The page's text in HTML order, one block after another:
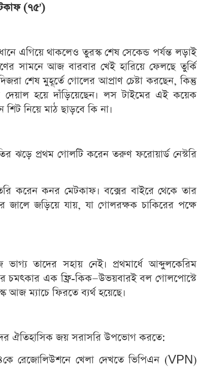
(৭৫')
এগিয়ে থাকলেও তুরস্ক শেষ সেকেন্ড পর্যন্ত লড়াই
সামনে আজ বারবার খেই হারিয়ে ফেলছে তুর্কি
শেষ মুহূর্তে গোলের আপ্রাণ চেষ্টা করছেন, কিন্তু
দেয়াল হয়ে দাঁড়িয়েছেন। লস টাইমের এই কয়েক
শিট নিয়ে মাঠ ছাড়বে কি না।
ঝড়ে প্রথম গোলটি করেন তরুণ ফরোয়ার্ড নেস্টরি
করেন কনর মেটকাফ। বক্সের বাইরে থেকে তার
জালে জড়িয়ে যায়, যা গোলরক্ষক চাকিরের পক্ষে
তাদের সহায় নেই। প্রথমার্ধে আব্দুলকেরিম
চমৎকার এক ফ্রি-কিক—উভয়বারই বল গোলপোস্টে
আজ ম্যাচে ফিরতে ব্যর্থ হয়েছে।
ঐতিহাসিক জয় সরাসরি উপভোগ করতে:
রেজোলিউশনে খেলা দেখতে ভিপিএন (VPN)